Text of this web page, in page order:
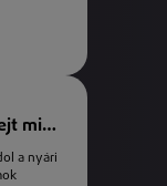
mint
a nyári